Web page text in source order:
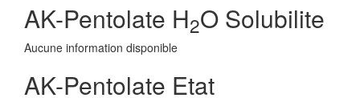
AK-Pentolate H2O Solubilite
Aucune information disponible
AK-Pentolate Etat